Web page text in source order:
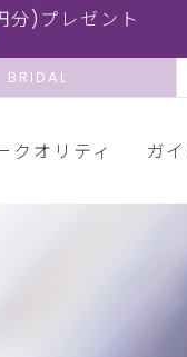
)プレゼント
BRIDAL
クオリティ ガ